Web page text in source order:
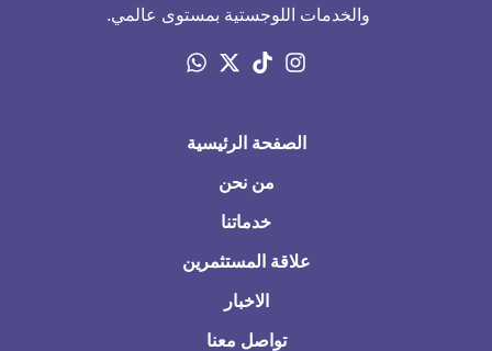
والخدمات اللوجستية بمستوى عالمي.
الصفحة الرئيسية
من نحن
خدماتنا
علاقة المستثمرين
الاخبار
تواصل معنا